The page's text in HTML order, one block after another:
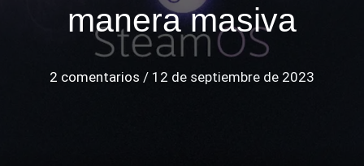
manera masiva
2 comentarios / 12 de septiembre de 2023